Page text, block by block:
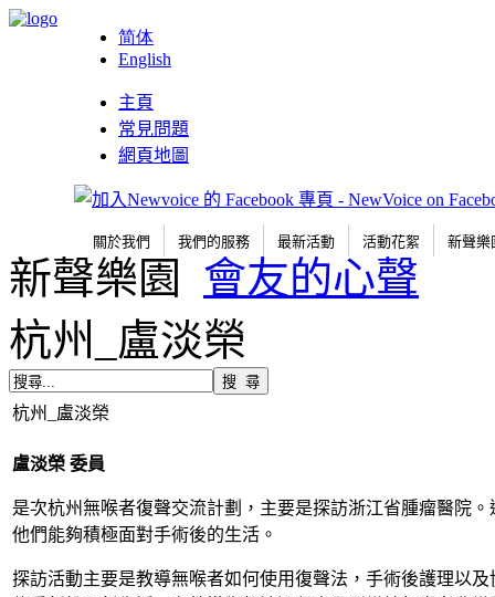
简体
English
主頁
常見問題
網頁地圖
關於我們 我們的服務 最新活動 活動花絮 新聲樂
新聲樂園
會友的心聲
杭州_盧淡榮
杭州_盧淡榮
盧淡榮 委員
是次杭州無喉者復聲交流計劃，主要是探訪浙江省腫瘤醫院
他們能夠積極面對手術後的生活。
探訪活動主要是教導無喉者如何使用復聲法，手術後護理以